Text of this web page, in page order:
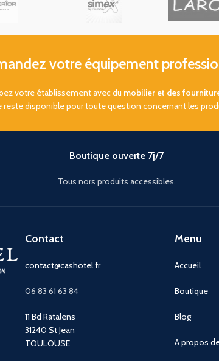
votre équipement
votre établissement avec du mobilier et des
reste disponible pour toute question concernant les
Boutique ouverte 7j/7
Tous nors produits accessibles.
Contact
contact@cashotel.fr
06 83 61 63 84
11 Bd Ratalens
31240 St Jean
TOULOUSE
Menu
Accueil
Boutique
Blog
A propos